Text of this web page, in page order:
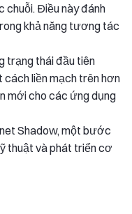
chuỗi. Điều này đánh
khả năng tương tác
trạng thái đầu tiên
liền mạch trên hơn
mới cho các ứng dụng
Shadow, một bước
thuật và phát triển cơ